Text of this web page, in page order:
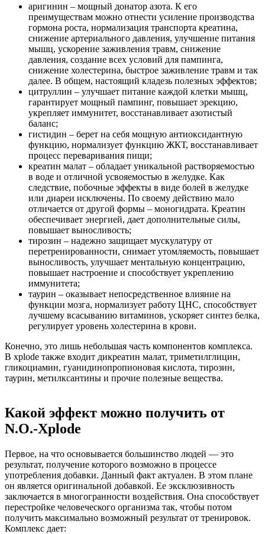
аригинин – мощный донатор азота. К его
преимуществам можно отнести усиление производства
гормона роста, нормализация транспорта креатина,
снижение артериального давления, улучшение питания
мышц, ускорение заживления травм, снижение
давления, создание всех условий для пампинга,
снижение холестерина, быстрое заживление травм и так
далее. В общем, настоящий кладезь полезных эффектов;
цитруллин – улучшает питание каждой клетки мышц,
гарантирует мощный пампинг, повышает эрекцию,
укрепляет иммунитет, восстанавливает азотистый
баланс;
гистидин – берет на себя мощную антиоксидантную
функцию, нормализует функцию ЖКТ, восстанавливает
процесс переваривания пищи;
креатин малат – обладает уникальной растворяемостью
в воде и отличной усвояемостью в желудке. Как
следствие, побочные эффекты в виде болей в желудке
или диареи исключены. По своему действию мало
отличается от другой формы – моногидрата. Креатин
обеспечивает энергией, дает дополнительные силы,
повышает выносливость;
тирозин – надежно защищает мускулатуру от
перетренированности, снимает утомляемость, повышает
выносливость, улучшает ментальную концентрацию,
повышает настроение и способствует укреплению
иммунитета;
таурин – оказывает непосредственное влияние на
функции мозга, нормализует работу ЦНС, способствует
лучшему всасыванию витаминов, ускоряет синтез белка,
регулирует уровень холестерина в крови.
Конечно, это лишь небольшая часть компонентов комплекса.
В xplode также входит дикреатин малат, триметилглицин,
гликоциамин, гуанидинопропионовая кислота, тирозин,
таурин, метилксантины и прочие полезные вещества.
Какой эффект можно получить от
N.O.-Xplode
Первое, на что основывается большинство людей — это
результат, получение которого возможно в процессе
употребления добавки. Данный факт актуален. В этом плане
он является оригинальной добавкой. Ее эксклюзивность
заключается в многогранности воздействия. Она способствует
перестройке человеческого организма так, чтобы потом
получить максимально возможный результат от тренировок.
Комплекс дает: